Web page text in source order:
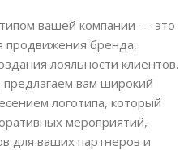
вашей компании — это
продвижения бренда,
лояльности клиентов.
предлагаем вам широкий
логотипа, который
мероприятий,
для ваших партнеров и